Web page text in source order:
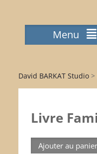
Menu
David BARKAT Studio >
Livre